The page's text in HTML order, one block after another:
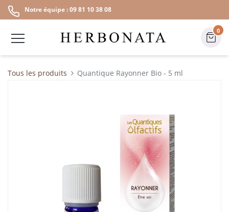
Notre équipe : 09 81 10 38 08
0
Tous les produits Quantique Rayonner Bio - 5 ml